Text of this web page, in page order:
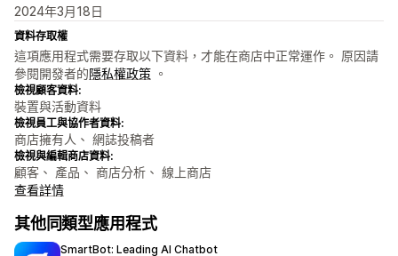
2024年3月18日
資料存取權
這項應用程式需要存取以下資料，才能在商店中正常運作。 原因請
參閱開發者的隱私權政策 。
檢視顧客資料:
裝置與活動資料
檢視員工與協作者資料:
商店擁有人、 網誌投稿者
檢視與編輯商店資料:
顧客、 產品、 商店分析、 線上商店
查看詳情
其他同類型應用程式
SmartBot: Leading AI Chatbot